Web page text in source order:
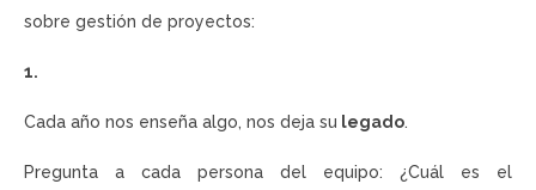
sobre gestión de proyectos:
1.
Cada año nos enseña algo, nos deja su legado.
Pregunta a cada persona del equipo: ¿Cuál es el